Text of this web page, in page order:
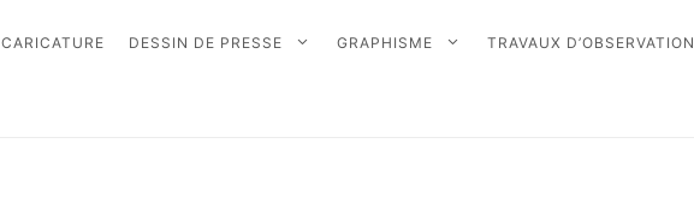
CARICATURE DESSIN DE PRESSE GRAPHISME TRAVAUX D’OBSERVATION